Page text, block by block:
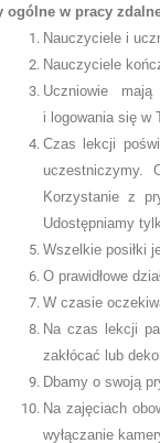
ogólne w pracy
Nauczyciele i
Nauczyciele
Uczniowie
i logowania się w
Czas lekcji
uczestniczymy.
Korzystanie z
Udostępniamy
Wszelkie posiłki
O prawidłowe
W czasie
Na czas lekcji
zakłócać lub
Dbamy o swoją
Na zajęciach
wyłączanie